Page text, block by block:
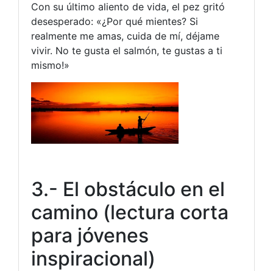
Con su último aliento de vida, el pez gritó
desesperado: «¿Por qué mientes? Si
realmente me amas, cuida de mí, déjame
vivir. No te gusta el salmón, te gustas a ti
mismo!»
3.- El obstáculo en el
camino (lectura corta
para jóvenes
inspiracional)